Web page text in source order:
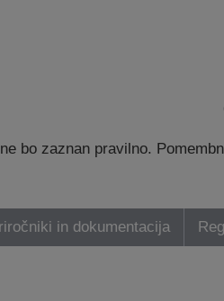
bo zaznan pravilno.
in dokumentacija